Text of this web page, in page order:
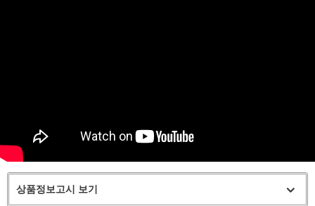
상품정보고시 보기